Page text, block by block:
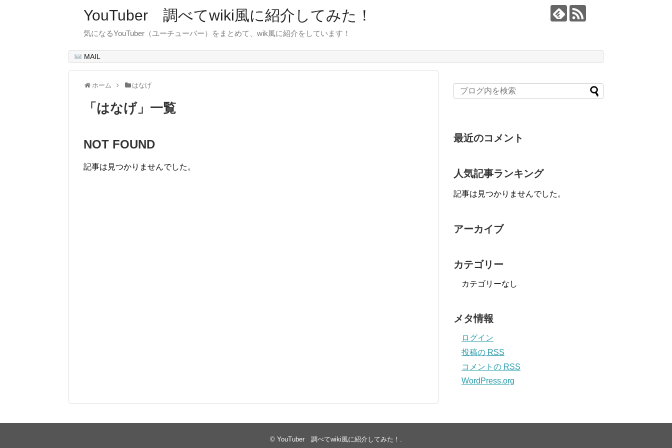
YouTuber 調べてwiki風に紹介してみた！
気になるYouTuber（ユーチューバー）をまとめて、wik風に紹介をしています！
MAIL
ホーム はなげ
「 はなげ」 一覧
NOT FOUND
記事は見つかりませんでした。
最近のコメント
人気記事ランキング
記事は見つかりませんでした。
アーカイブ
カテゴリー
カテゴリーなし
メタ情報
ログイン
投稿の RSS
コメントの RSS
WordPress.org
© YouTuber 調べてwiki風に紹介してみた！ .